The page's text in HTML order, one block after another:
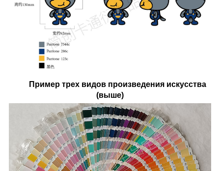
Пример трех видов произведения искусства
(выше)